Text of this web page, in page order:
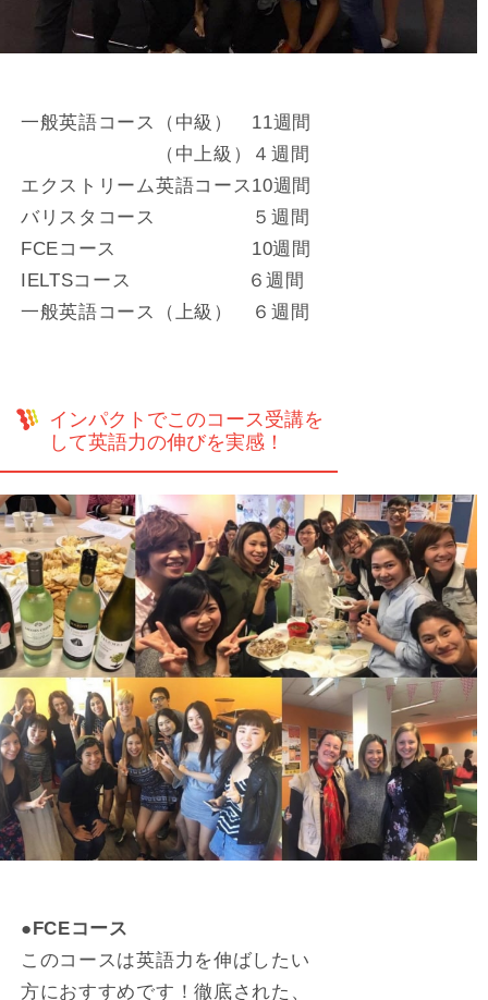
一般英語コース（中級） 11週間
（中上級）４週間
エクストリーム英語コース10週間
バリスタコース ５週間
FCEコース 10週間
IELTSコース ６週間
一般英語コース（上級） ６週間
インパクトでこのコース受講を
して英語力の伸びを実感！
●FCEコース
このコースは英語力を伸ばしたい
方におすすめです！徹底された、